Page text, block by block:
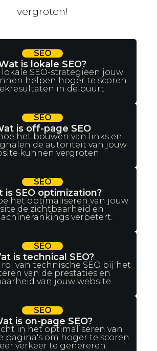
vergroten!
SEO
is lokale SEO?
lokale SEO-strategieën jouw
helpen hoger te scoren
in de buurt.
SEO
is off-page SEO
het bouwen van links en
de autoriteit van jouw
kunnen vergroten.
SEO
is SEO optimization?
het optimaliseren van jouw
de zichtbaarheid en
verbetert.
SEO
is technical SEO?
van technische SEO bij het
van de prestaties en
van jouw website.
SEO
is on-page SEO?
in het optimaliseren van
pagina's om hoger te scoren
verkeer te genereren.